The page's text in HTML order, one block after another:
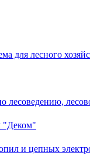
для лесного
лесоведению,
"Деком"
и цепных